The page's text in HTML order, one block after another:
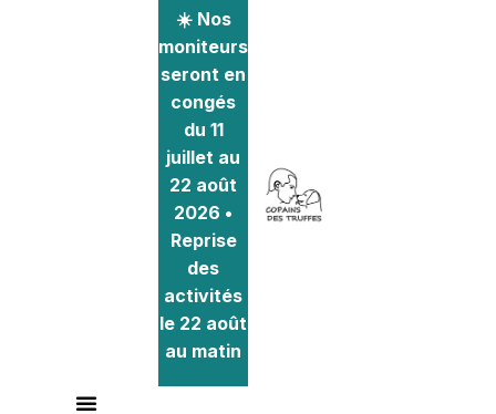
☀️ Nos
moniteurs
seront en
congés
du 11
juillet au
22 août
2026 •
Reprise
des
activités
le 22 août
au matin